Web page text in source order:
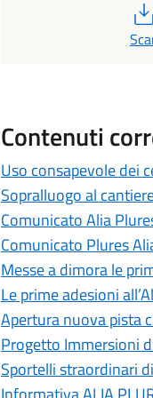
PDF
Contenuti
Uso consapevole dei
Sopralluogo al
Comunicato Alia
Comunicato Plures
Messe a dimora le
Le prime adesioni
Apertura nuova pista
Progetto Immersioni
Sportelli straordinari